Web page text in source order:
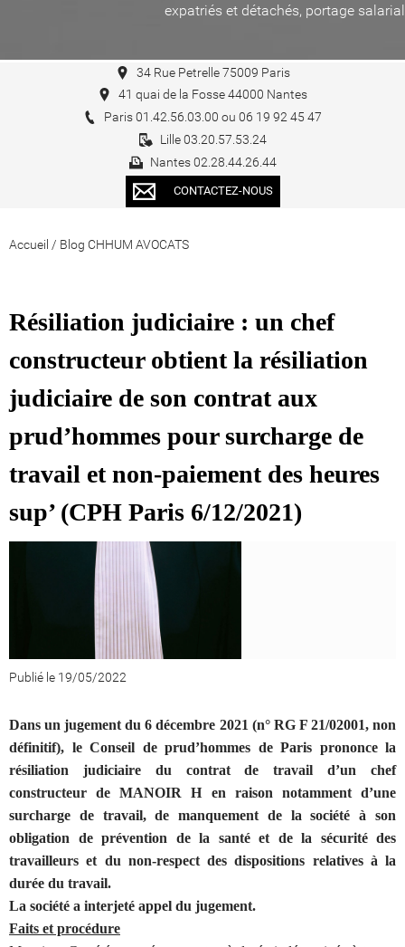
expatriés et détachés, portage salarial
34 Rue Petrelle 75009 Paris
41 quai de la Fosse 44000 Nantes
Paris 01.42.56.03.00 ou 06 19 92 45 47
Lille 03.20.57.53.24
Nantes 02.28.44.26.44
CONTACTEZ-NOUS
Accueil / Blog CHHUM AVOCATS
Résiliation judiciaire : un chef
constructeur obtient la résiliation
judiciaire de son contrat aux
prud’hommes pour surcharge de
travail et non-paiement des heures
sup’ (CPH Paris 6/12/2021)
Publié le 19/05/2022
Dans un jugement du 6 décembre 2021 (n° RG F 21/02001, non
définitif), le Conseil de prud’hommes de Paris prononce la
résiliation judiciaire du contrat de travail d’un chef
constructeur de MANOIR H en raison notamment d’une
surcharge de travail, de manquement de la société à son
obligation de prévention de la santé et de la sécurité des
travailleurs et du non-respect des dispositions relatives à la
durée du travail.
La société a interjeté appel du jugement.
Faits et procédure